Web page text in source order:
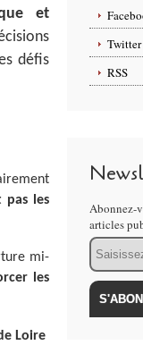
et
défis
pas les
mi-
les
Loire
Twitter
RSS
Abonnez-
articles
Email